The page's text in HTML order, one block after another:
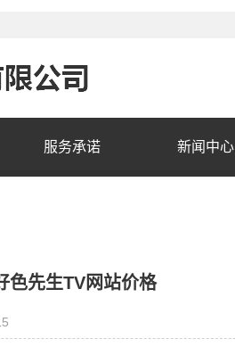
服务承诺 新闻中心
色先生TV网站价格